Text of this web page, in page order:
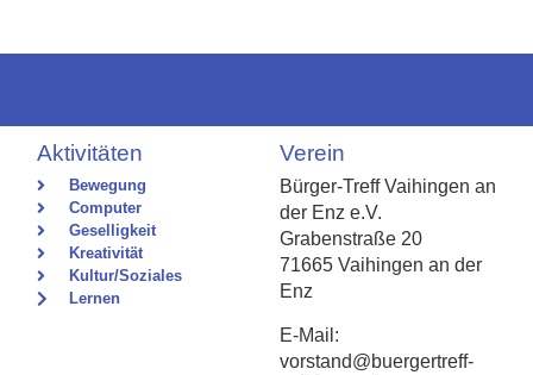
Aktivitäten
Bewegung
Computer
Geselligkeit
Kreativität
Kultur/Soziales
Lernen
Verein
Bürger-Treff Vaihingen an
der Enz e.V.
Grabenstraße 20
71665 Vaihingen an der
Enz
E-Mail:
vorstand@buergertreff-